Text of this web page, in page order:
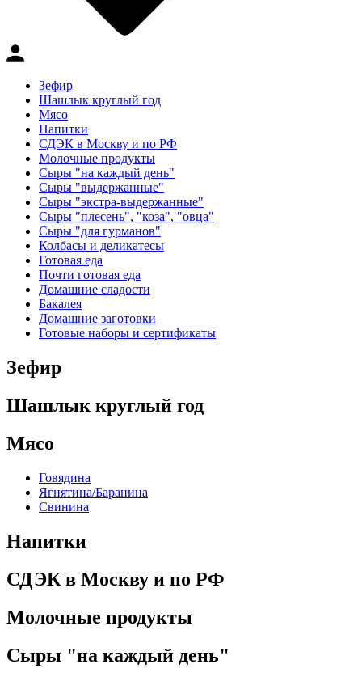
Зефир
Шашлык круглый год
Мясо
Напитки
СДЭК в Москву и по РФ
Молочные продукты
Сыры "на каждый день"
Сыры "выдержанные"
Сыры "экстра-выдержанные"
Сыры "плесень", "коза", "овца"
Сыры "для гурманов"
Колбасы и деликатесы
Готовая еда
Почти готовая еда
Домашние сладости
Бакалея
Домашние заготовки
Готовые наборы и сертификаты
Зефир
Шашлык круглый год
Мясо
Говядина
Ягнятина/Баранина
Свинина
Напитки
СДЭК в Москву и по РФ
Молочные продукты
Сыры "на каждый день"